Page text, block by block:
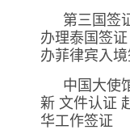
第三国签
办理泰国签
办菲律宾入
中国大使
新 文件认证
华工作签证